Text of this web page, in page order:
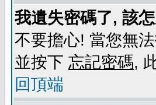
我遺失密碼了, 該
不要擔心! 當您無
並按下 忘記密碼,
回頂端